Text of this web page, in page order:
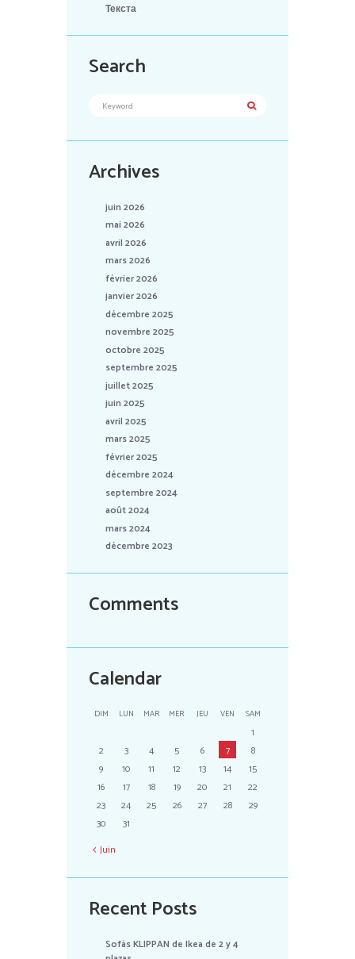
Текста
Search
Archives
juin 2026
mai 2026
avril 2026
mars 2026
février 2026
janvier 2026
décembre 2025
novembre 2025
octobre 2025
septembre 2025
juillet 2025
juin 2025
avril 2025
mars 2025
février 2025
décembre 2024
septembre 2024
août 2024
mars 2024
décembre 2023
Comments
Calendar
DIM LUN MAR MER JEU VEN SAM
1
2
3 4 5 6 7
8
9
10 11 12 13 14
15
16
17 18 19 20 21
22
23
24 25 26 27 28
29
30
31
Juin
Recent Posts
Sofás KLIPPAN de Ikea de 2 y 4